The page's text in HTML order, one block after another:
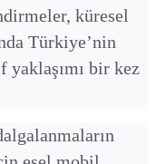
küresel
Türkiye’nin
bir kez